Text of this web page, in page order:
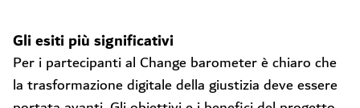
Gli esiti più significativi
Per i partecipanti al Change barometer è chiaro che
la trasformazione digitale della giustizia deve essere